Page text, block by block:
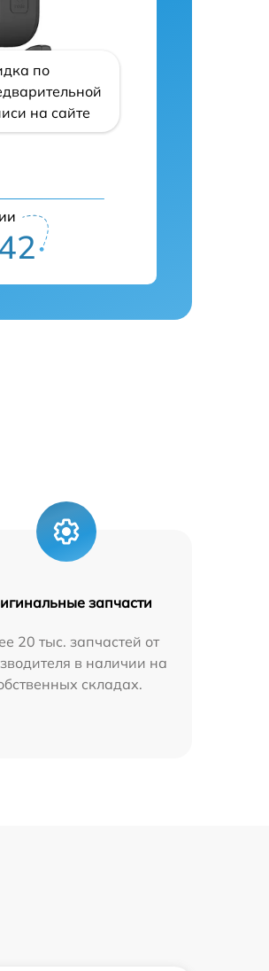
по
на сайте
запчасти
20 тыс. запчастей от
в наличии на
складах.